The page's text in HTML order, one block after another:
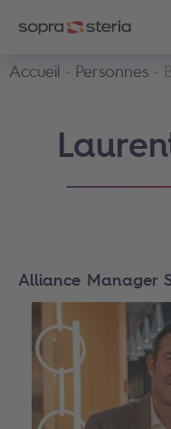
Accueil
Personnes
Alliance Manager